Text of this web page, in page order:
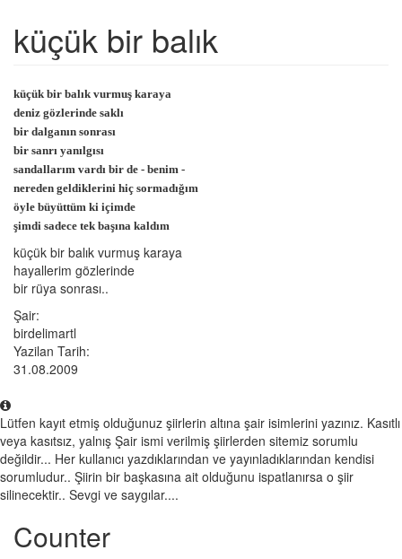
küçük bir balık
küçük bir balık vurmuş karaya
deniz gözlerinde saklı
bir dalganın sonrası
bir sanrı yanılgısı
sandallarım vardı bir de - benim -
nereden geldiklerini hiç sormadığım
öyle büyüttüm ki içimde
şimdi sadece tek başına kaldım
küçük bir balık vurmuş karaya
hayallerim gözlerinde
bir rüya sonrası..
Şair:
birdelimartl
Yazilan Tarih:
31.08.2009
Lütfen kayıt etmiş olduğunuz şiirlerin altına şair isimlerini yazınız. Kasıtlı
veya kasıtsız, yalnış Şair ismi verilmiş şiirlerden sitemiz sorumlu
değildir... Her kullanıcı yazdıklarından ve yayınladıklarından kendisi
sorumludur.. Şiirin bir başkasına ait olduğunu ispatlanırsa o şiir
silinecektir.. Sevgi ve saygılar....
Counter